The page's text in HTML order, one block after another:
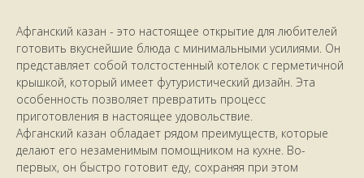
Афганский казан - это настоящее открытие для любителей
готовить вкуснейшие блюда с минимальными усилиями. Он
представляет собой толстостенный котелок с герметичной
крышкой, который имеет футуристический дизайн. Эта
особенность позволяет превратить процесс
приготовления в настоящее удовольствие.
Афганский казан обладает рядом преимуществ, которые
делают его незаменимым помощником на кухне. Во-
первых, он быстро готовит еду, сохраняя при этом